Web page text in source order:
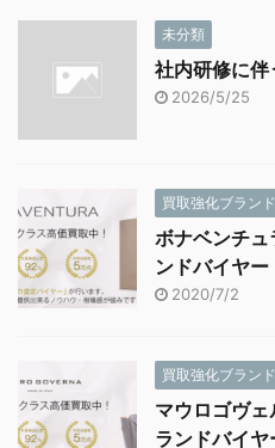
未分類
社内研修に
2026/5/25
買取強化ブランド
ボナベンチュ
ンドバイヤー
2020/7/2
買取強化ブランド
マウロゴヴ
ランドバイヤ